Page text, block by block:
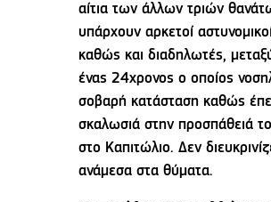
αίτια των άλλων τριών
υπάρχουν αρκετοί
καθώς και διαδηλωτές,
ένας 24χρονος ο οποίος
σοβαρή κατάσταση καθώς
σκαλωσιά στην προσπάθειά
στο Καπιτώλιο. Δεν
ανάμεσα στα θύματα.